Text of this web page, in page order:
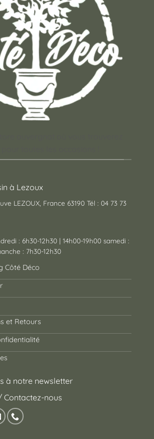
à Lezoux
LEZOUX, France 63190 Tél : 04 73 73
: 6h30-12h30 | 14h00-19h00 samedi :
: 7h30-12h30
Côté Déco
et Retours
à notre newsletter
Contactez-nous